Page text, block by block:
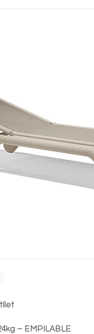
– EMPILABLE